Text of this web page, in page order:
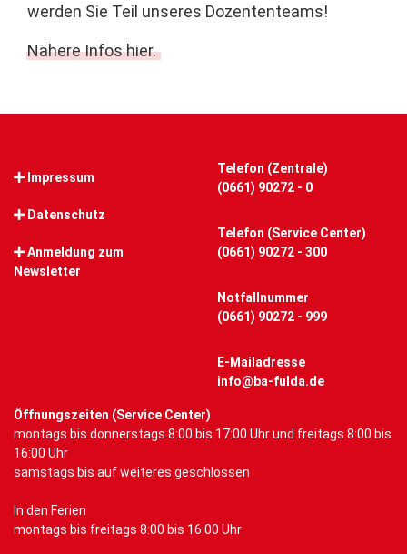
werden Sie Teil unseres Dozententeams!
Nähere Infos hier.
Impressum
Datenschutz
Anmeldung zum
Newsletter
Telefon (Zentrale)
(0661) 90272 - 0
Telefon (Service Center)
(0661) 90272 - 300
Notfallnummer
(0661) 90272 - 999
E-Mailadresse
info@ba-fulda.de
Öffnungszeiten (Service Center)
montags bis donnerstags 8:00 bis 17:00 Uhr und freitags 8:00 bis
16:00 Uhr
samstags bis auf weiteres geschlossen
In den Ferien
montags bis freitags 8:00 bis 16:00 Uhr